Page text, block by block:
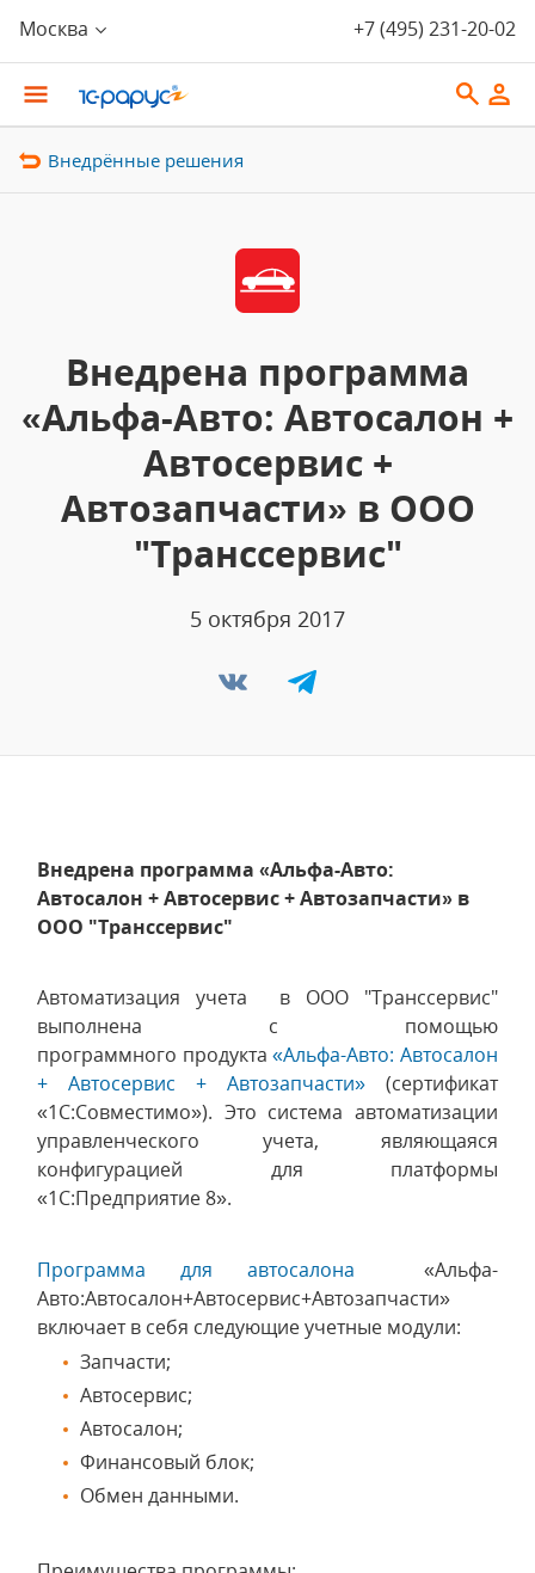
Москва +7 (495) 231-20-02
Внедрённые решения
Внедрена программа
«Альфа-Авто: Автосалон +
Автосервис +
Автозапчасти» в ООО
"Транссервис"
5 октября 2017
Внедрена программа «Альфа-Авто:
Автосалон + Автосервис + Автозапчасти» в
ООО "Транссервис"
Автоматизация учета в ООО "Транссервис"
выполнена с помощью
программного продукта«Альфа-Авто: Автосалон
+ Автосервис + Автозапчасти» (сертификат
«1С:Совместимо»). Это система автоматизации
управленческого учета, являющаяся
конфигурацией для платформы
«1С:Предприятие 8».
Программа для автосалона «Альфа-
Авто:Автосалон+Автосервис+Автозапчасти»
включает в себя следующие учетные модули:
Запчасти;
Автосервис;
Автосалон;
Финансовый блок;
Обмен данными.